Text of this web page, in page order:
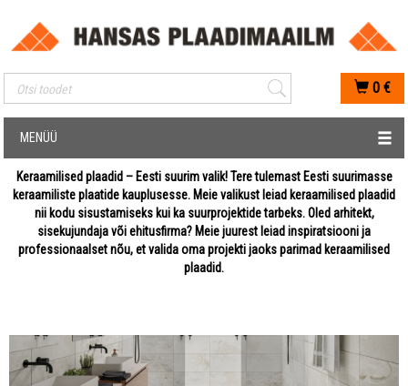
Mobiilis otsimise sisestus
0 €
MENÜÜ
Keraamilised plaadid – Eesti suurim valik! Tere tulemast Eesti suurimasse
keraamiliste plaatide kauplusesse. Meie valikust leiad keraamilised plaadid
nii kodu sisustamiseks kui ka suurprojektide tarbeks. Oled arhitekt,
sisekujundaja või ehitusfirma? Meie juurest leiad inspiratsiooni ja
professionaalset nõu, et valida oma projekti jaoks parimad keraamilised
plaadid.